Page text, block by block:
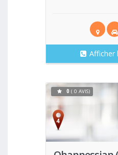
Afficher
0 ( 0 AVIS)